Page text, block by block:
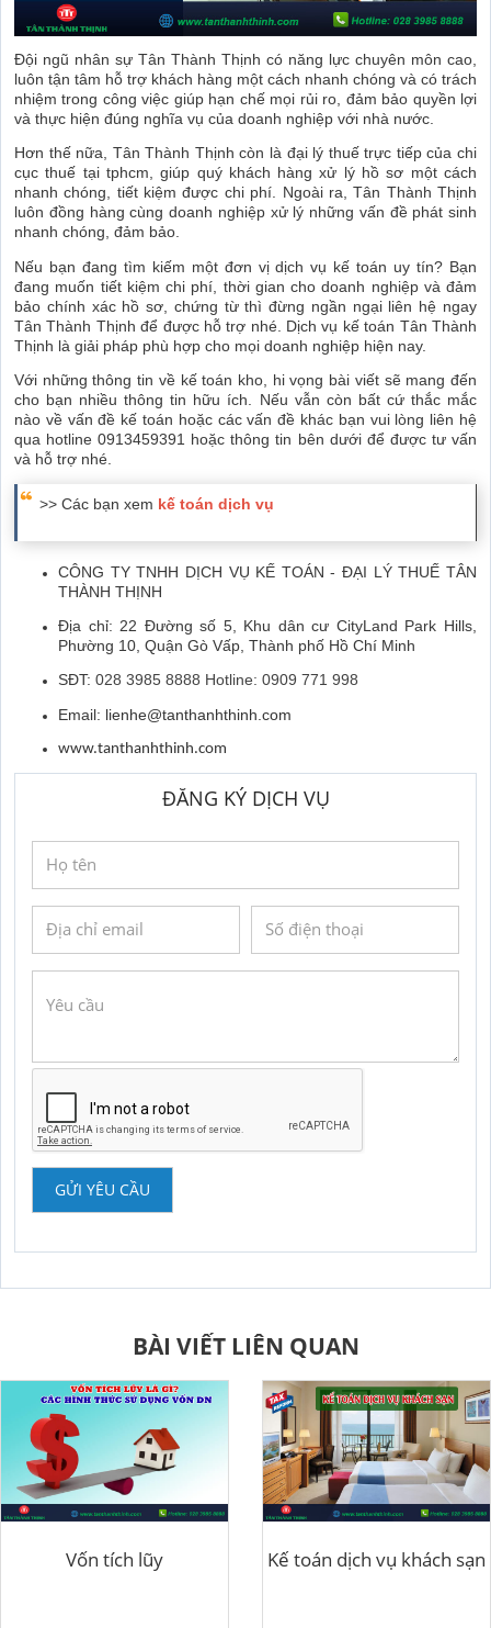
Đội ngũ nhân sự Tân Thành Thịnh có năng lực chuyên môn cao,
luôn tận tâm hỗ trợ khách hàng một cách nhanh chóng và có trách
nhiệm trong công việc giúp hạn chế mọi rủi ro, đảm bảo quyền lợi
và thực hiện đúng nghĩa vụ của doanh nghiệp với nhà nước.
Hơn thế nữa, Tân Thành Thịnh còn là đại lý thuế trực tiếp của chi
cục thuế tại tphcm, giúp quý khách hàng xử lý hồ sơ một cách
nhanh chóng, tiết kiệm được chi phí. Ngoài ra, Tân Thành Thịnh
luôn đồng hàng cùng doanh nghiệp xử lý những vấn đề phát sinh
nhanh chóng, đảm bảo.
Nếu bạn đang tìm kiếm một đơn vị dịch vụ kế toán uy tín? Bạn
đang muốn tiết kiệm chi phí, thời gian cho doanh nghiệp và đảm
bảo chính xác hồ sơ, chứng từ thì đừng ngần ngại liên hệ ngay
Tân Thành Thịnh để được hỗ trợ nhé. Dịch vụ kế toán Tân Thành
Thịnh là giải pháp phù hợp cho mọi doanh nghiệp hiện nay.
Với những thông tin về kế toán kho, hi vọng bài viết sẽ mang đến
cho bạn nhiều thông tin hữu ích. Nếu vẫn còn bất cứ thắc mắc
nào về vấn đề kế toán hoặc các vấn đề khác bạn vui lòng liên hệ
qua hotline 0913459391 hoặc thông tin bên dưới để được tư vấn
và hỗ trợ nhé.
>> Các bạn xem kế toán dịch vụ
CÔNG TY TNHH DỊCH VỤ KẾ TOÁN - ĐẠI LÝ THUẾ TÂN
THÀNH THỊNH
Địa chỉ: 22 Đường số 5, Khu dân cư CityLand Park Hills,
Phường 10, Quận Gò Vấp, Thành phố Hồ Chí Minh
SĐT: 028 3985 8888 Hotline: 0909 771 998
Email: lienhe@tanthanhthinh.com
www.tanthanhthinh.com
ĐĂNG KÝ DỊCH VỤ
GỬI YÊU CẦU
BÀI VIẾT LIÊN QUAN
Vốn tích lũy Kế toán dịch vụ khách sạn